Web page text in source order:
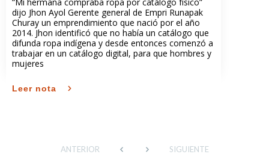
dijo Jhon Ayol Gerente general de Empri Runapak
Churay un emprendimiento que nació por el año
2014. Jhon identificó que no había un catálogo que
difunda ropa indígena y desde entonces comenzó a
trabajar en un catálogo digital, para que hombres y
mujeres
Leer nota
ANTERIOR SIGUIENTE